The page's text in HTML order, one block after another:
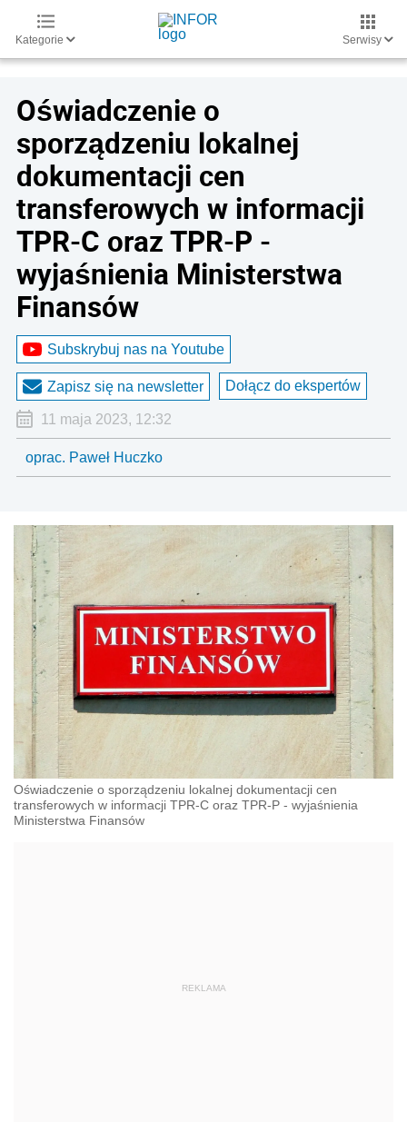
Kategorie Serwisy
Oświadczenie o
sporządzeniu lokalnej
dokumentacji cen
transferowych w informacji
TPR-C oraz TPR-P -
wyjaśnienia Ministerstwa
Finansów
Subskrybuj nas na Youtube
Zapisz się na newsletter Dołącz do ekspertów
11 maja 2023, 12:32
oprac. Paweł Huczko
Oświadczenie o sporządzeniu lokalnej dokumentacji cen
transferowych w informacji TPR-C oraz TPR-P - wyjaśnienia
Ministerstwa Finansów